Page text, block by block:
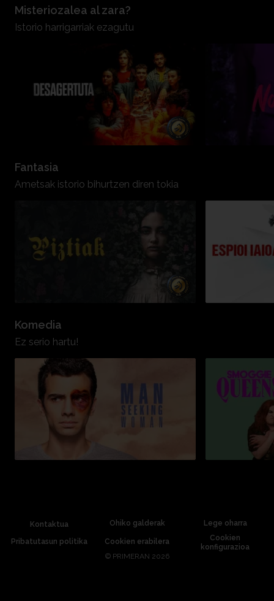
Misteriozalea al zara?
Istorio harrigarriak ezagutu
Fantasia
Ametsak istorio bihurtzen diren tokia
Komedia
Ez serio hartu!
Kontaktua Ohiko galderak Lege oharra
Pribatutasun politika Cookien erabilera
Cookien
konfigurazioa
© PRIMERAN 2026